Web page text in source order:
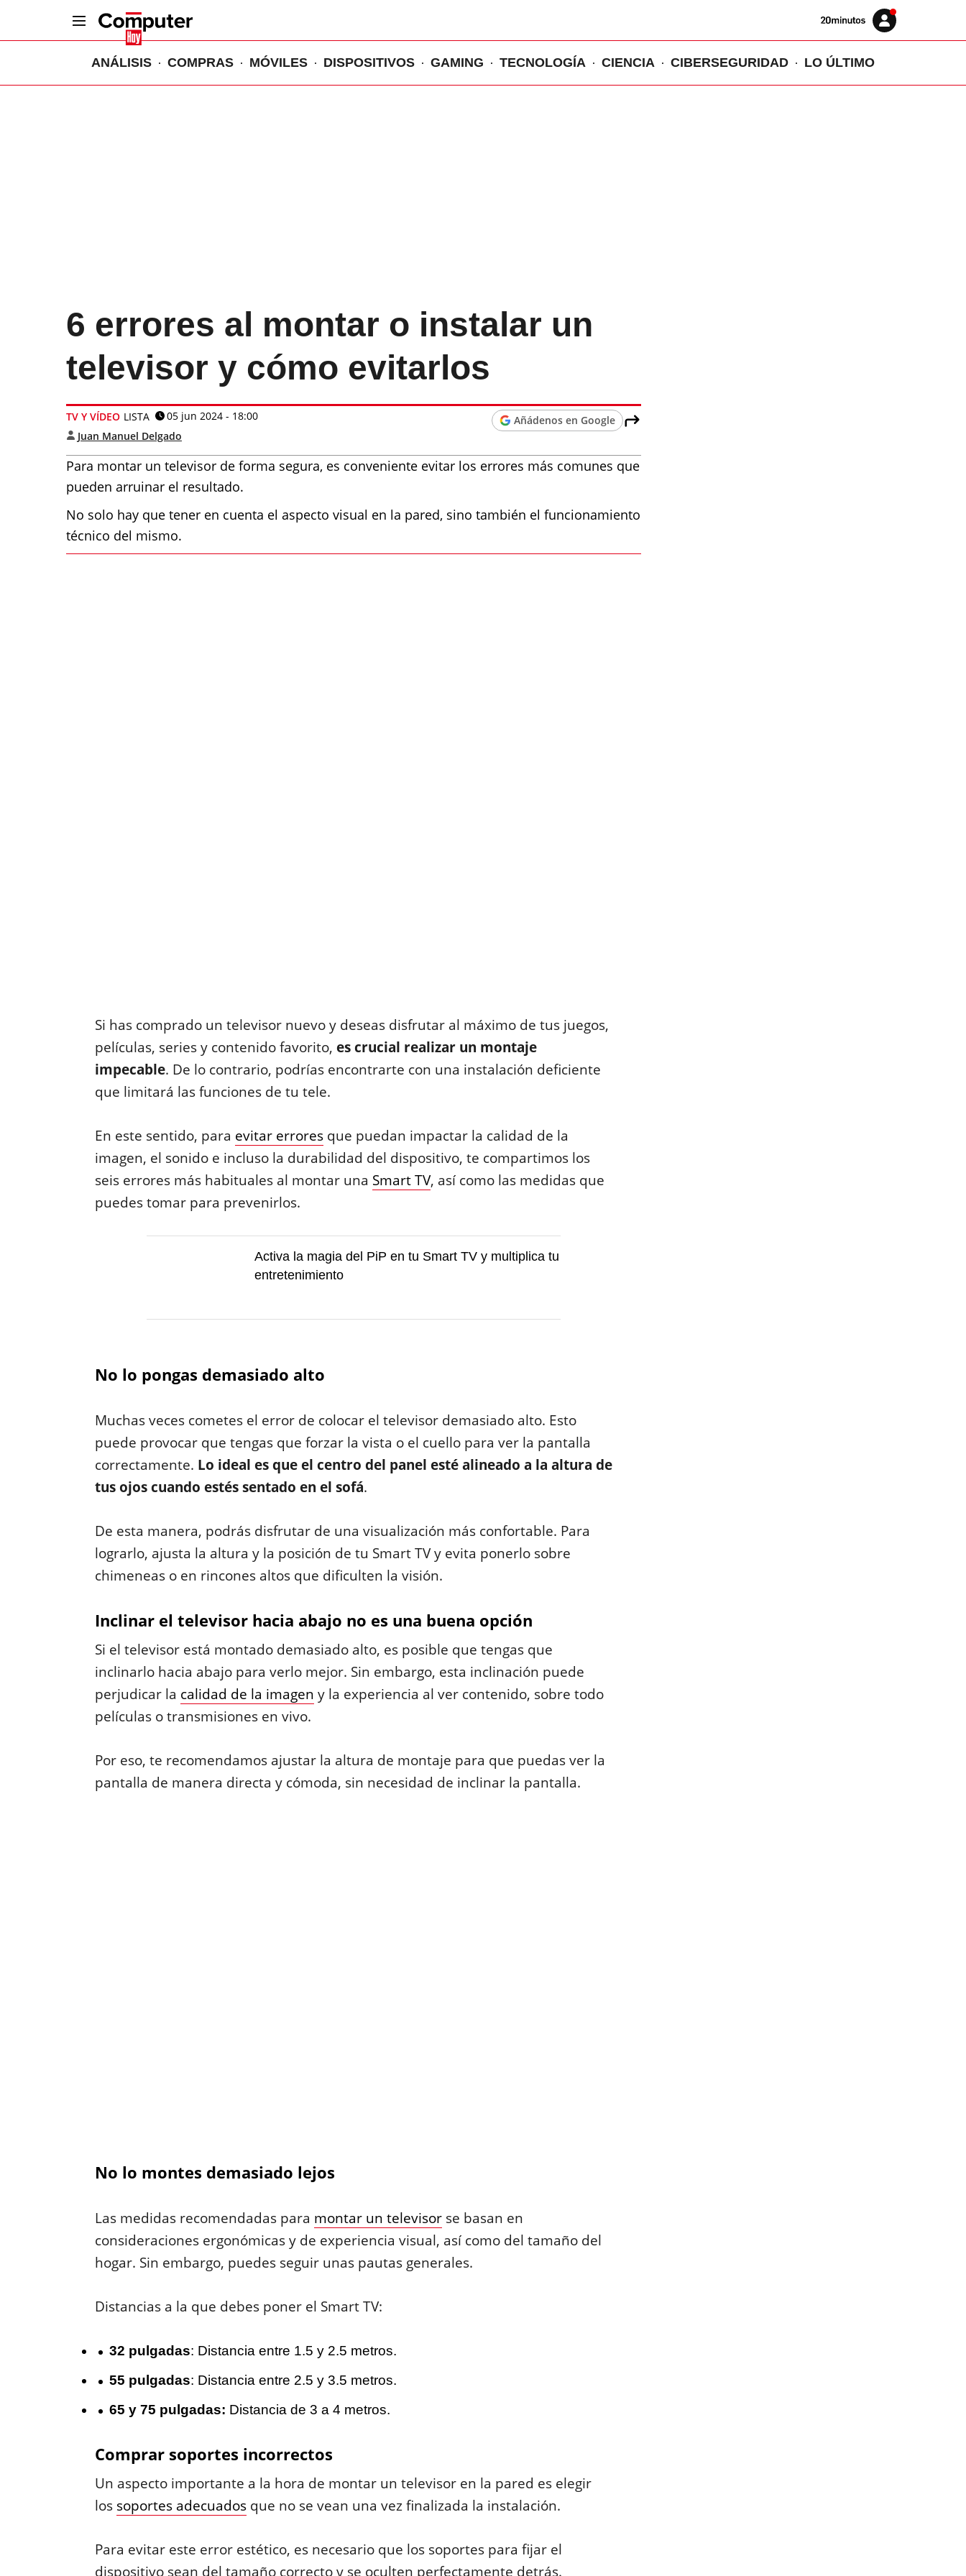
Volver
Iniciar
sesión
ANÁLISIS COMPRAS MÓVILES DISPOSITIVOS GAMING TECNOLOGÍA CIENCIA CIBERSEGURIDAD LO ÚLTIMO
6 errores al montar o instalar un
televisor y cómo evitarlos
TV Y VÍDEO LISTA
05 jun 2024 - 18:00
Juan Manuel Delgado
Añádenos en Google
Para montar un televisor de forma segura, es conveniente evitar los errores más comunes que
pueden arruinar el resultado.
No solo hay que tener en cuenta el aspecto visual en la pared, sino también el funcionamiento
técnico del mismo.
Si has comprado un televisor nuevo y deseas disfrutar al máximo de tus juegos,
películas, series y contenido favorito, es crucial realizar un montaje
impecable. De lo contrario, podrías encontrarte con una instalación deficiente
que limitará las funciones de tu tele.
En este sentido, para evitar erroresque puedan impactar la calidad de la
imagen, el sonido e incluso la durabilidad del dispositivo, te compartimos los
seis errores más habituales al montar una Smart TV, así como las medidas que
puedes tomar para prevenirlos.
Activa la magia del PiP en tu Smart TV y multiplica tu
entretenimiento
No lo pongas demasiado alto
Muchas veces cometes el error de colocar el televisor demasiado alto. Esto
puede provocar que tengas que forzar la vista o el cuello para ver la pantalla
correctamente. Lo ideal es que el centro del panel esté alineado a la altura de
tus ojos cuando estés sentado en el sofá.
De esta manera, podrás disfrutar de una visualización más confortable. Para
lograrlo, ajusta la altura y la posición de tu Smart TV y evita ponerlo sobre
chimeneas o en rincones altos que dificulten la visión.
Inclinar el televisor hacia abajo no es una buena opción
Si el televisor está montado demasiado alto, es posible que tengas que
inclinarlo hacia abajo para verlo mejor. Sin embargo, esta inclinación puede
perjudicar la calidad de la imagen y la experiencia al ver contenido, sobre todo
películas o transmisiones en vivo.
Por eso, te recomendamos ajustar la altura de montaje para que puedas ver la
pantalla de manera directa y cómoda, sin necesidad de inclinar la pantalla.
No lo montes demasiado lejos
Las medidas recomendadas para montar un televisorse basan en
consideraciones ergonómicas y de experiencia visual, así como del tamaño del
hogar. Sin embargo, puedes seguir unas pautas generales.
Distancias a la que debes poner el Smart TV:
32 pulgadas: Distancia entre 1.5 y 2.5 metros.
55 pulgadas: Distancia entre 2.5 y 3.5 metros.
65 y 75 pulgadas: Distancia de 3 a 4 metros.
Comprar soportes incorrectos
Un aspecto importante a la hora de montar un televisor en la pared es elegir
los soportes adecuadosque no se vean una vez finalizada la instalación.
Para evitar este error estético, es necesario que los soportes para fijar el
dispositivo sean del tamaño correcto y se oculten perfectamente detrás.